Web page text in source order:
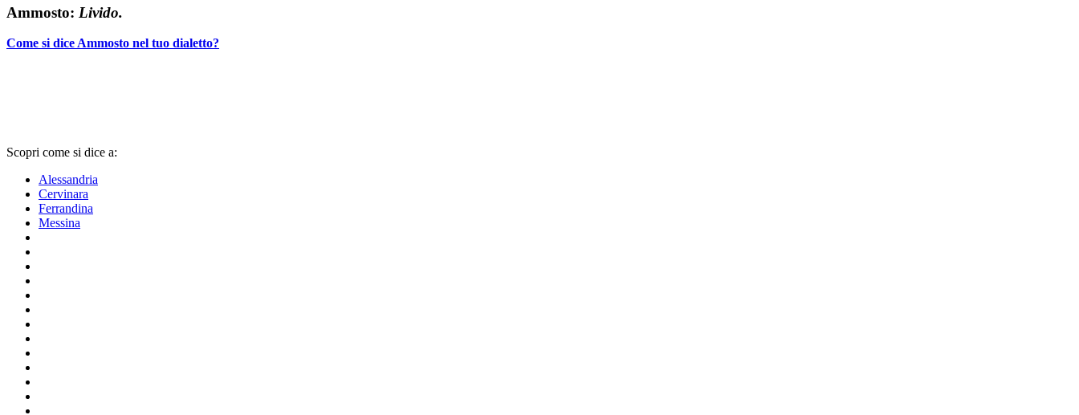
Ammosto: Livido.
Come si dice Ammosto nel tuo dialetto?
Scopri come si dice a:
Alessandria
Cervinara
Ferrandina
Messina